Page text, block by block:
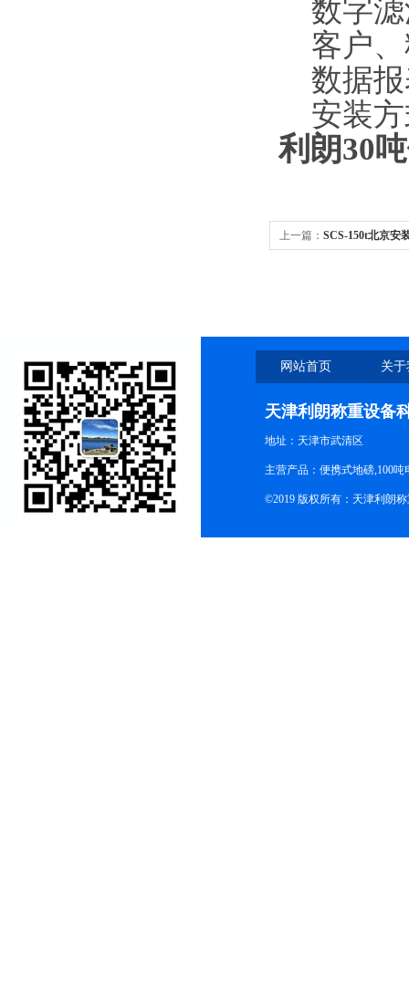
数字滤
客户、
数据报
安装方
利朗30
上一篇： SCS-150t北京安
网站首页 关
天津利朗称重设备
地址：天津市武清区
主营产品：便携式地磅,100
©2019 版权所有：天津利朗